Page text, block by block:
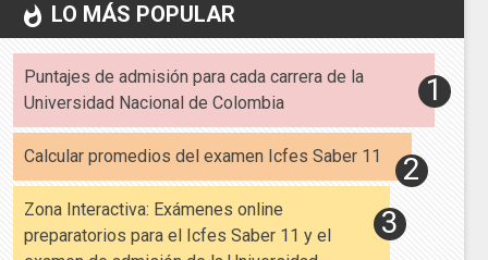
whatshot LO MÁS POPULAR
Puntajes de admisión para cada carrera de la
Universidad Nacional de Colombia
Calcular promedios del examen Icfes Saber 11
Zona Interactiva: Exámenes online
preparatorios para el Icfes Saber 11 y el